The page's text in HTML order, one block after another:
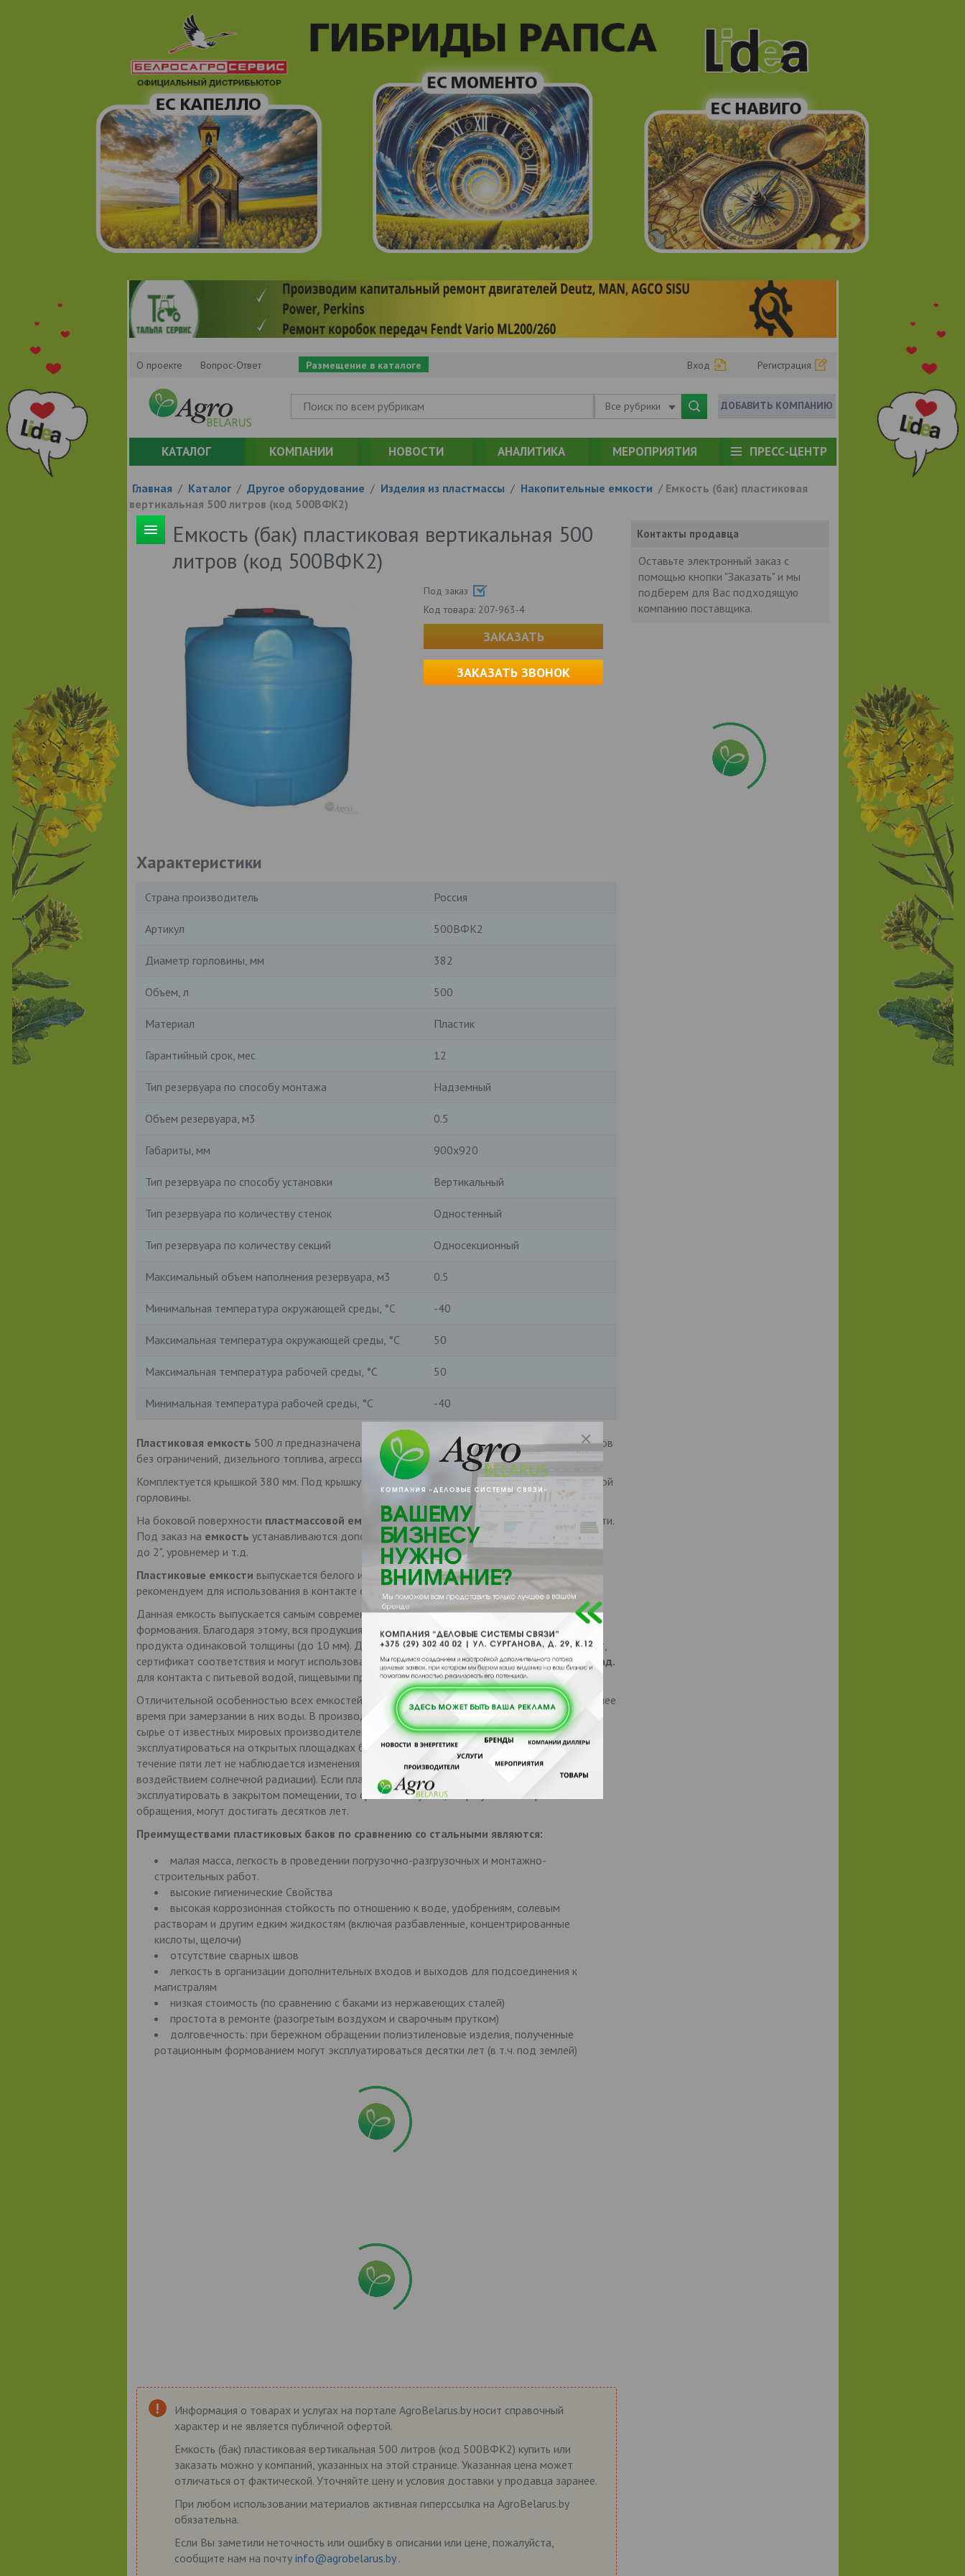
О проекте Вопрос-Ответ Размещение в каталоге Вход Регистрация
Все рубрики ДОБАВИТЬ КОМПАНИЮ
КАТАЛОГ КОМПАНИИ НОВОСТИ АНАЛИТИКА МЕРОПРИЯТИЯ ПРЕСС-ЦЕНТР
Главная / Каталог / Другое оборудование / Изделия из пластмассы / Накопительные емкости / Емкость (бак) пластиковая
вертикальная 500 литров (код 500ВФК2)
Емкость (бак) пластиковая вертикальная 500
литров (код 500ВФК2)
Под заказ
Код товара: 207-963-4
ЗАКАЗАТЬ
ЗАКАЗАТЬ ЗВОНОК
Характеристики
Страна производитель Россия
Артикул 500ВФК2
Диаметр горловины, мм 382
Объем, л 500
Материал Пластик
Гарантийный срок, мес 12
Тип резервуара по способу монтажа Надземный
Объем резервуара, м3 0.5
Габариты, мм 900х920
Тип резервуара по способу установки Вертикальный
Тип резервуара по количеству стенок Одностенный
Тип резервуара по количеству секций Односекционный
Максимальный объем наполнения резервуара, м3 0.5
Минимальная температура окружающей среды, °С -40
Максимальная температура окружающей среды, °С 50
Максимальная температура рабочей среды, °С 50
Минимальная температура рабочей среды, °С -40
Пластиковая емкость 500 л предназначена для хранения питьевой воды, пищевых продуктов
без ограничений, дизельного топлива, агрессивных сред (по согласованию).
Комплектуется крышкой 380 мм. Под крышку возможна установка сетчатого фильтра заливной
горловины.
На боковой поверхности пластмассовой емкостинанесена условная шкала объема жидкости.
Под заказ на емкость устанавливаются дополнительно входы и выходы диаметром от 1/2"
до 2", уровнемер и т.д.
Пластиковые емкости выпускается белого и синего цветов. Емкости синего цвета
рекомендуем для использования в контакте с питьевой водой.
Данная емкость выпускается самым современным способом методом ротационного
формования. Благодаря этому, вся продукция монолитная и без швов. Стенка по всех частях
продукта одинаковой толщины (до 10 мм). Данные емкости имеют гигиенический сертификат,
сертификат соответствия и могут использоваться в диапазоне температур от-50 до +50 град.
для контакта с питьевой водой, пищевыми продуктами без ограничений.
Отличительной особенностью всех емкостей является то, что они не растрескиваются в зимнее
время при замерзании в них воды. В производстве используются только высококачественное
сырье от известных мировых производителей.
Пластиковые баки могут длительное время
эксплуатироваться на открытых площадках без навеса в различных климатических зонах (в
течение пяти лет не наблюдается изменения механических характеристик материала под
воздействием солнечной радиации). Если пластиковые емкости защитить навесом или
эксплуатировать в закрытом помещении, то сроки эксплуатации при условии бережного
обращения, могут достигать десятков лет.
Преимуществами пластиковых баков по сравнению со стальными являются:
малая масса, легкость в проведении погрузочно-разгрузочных и монтажно-
строительных работ.
высокие гигиенические Свойства
высокая коррозионная стойкость по отношению к воде, удобрениям, солевым
растворам и другим едким жидкостям (включая разбавленные, концентрированные
кислоты, щелочи)
отсутствие сварных швов
легкость в организации дополнительных входов и выходов для подсоединения к
магистралям
низкая стоимость (по сравнению с баками из нержавеющих сталей)
простота в ремонте (разогретым воздухом и сварочным прутком)
долговечность: при бережном обращении полиэтиленовые изделия, полученные
ротационным формованием могут эксплуатироваться десятки лет (в т.ч. под землей)
Контакты продавца
Оставьте электронный заказ с
помощью кнопки "Заказать" и мы
подберем для Вас подходящую
компанию поставщика.
Информация о товарах и услугах на портале AgroBelarus.by носит справочный
характер и не является публичной офертой.
Емкость (бак) пластиковая вертикальная 500 литров (код 500ВФК2) купить или
заказать можно у компаний, указанных на этой странице. Указанная цена может
отличаться от фактической. Уточняйте цену и условия доставки у продавца заранее.
При любом использовании материалов активная гиперссылка на AgroBelarus.by
обязательна.
Если Вы заметили неточность или ошибку в описании или цене, пожалуйста,
сообщите нам на почту info@agrobelarus.by .